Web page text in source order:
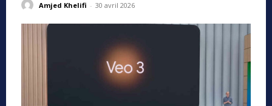
Amjed Khelifi - 30 avril 2026